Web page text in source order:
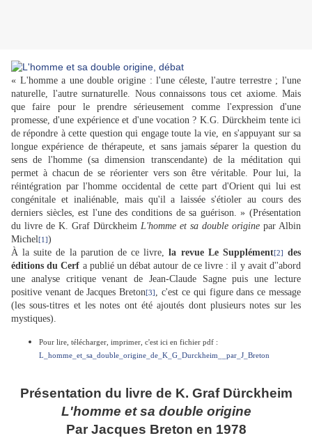
« L'homme a une double origine : l'une céleste, l'autre terrestre ; l'une
naturelle, l'autre surnaturelle. Nous connaissons tous cet axiome. Mais
que faire pour le prendre sérieusement comme l'expression d'une
promesse, d'une expérience et d'une vocation ? K.G. Dürckheim tente ici
de répondre à cette question qui engage toute la vie, en s'appuyant sur sa
longue expérience de thérapeute, et sans jamais séparer la question du
sens de l'homme (sa dimension transcendante) de la méditation qui
permet à chacun de se réorienter vers son être véritable. Pour lui, la
réintégration par l'homme occidental de cette part d'Orient qui lui est
congénitale et inaliénable, mais qu'il a laissée s'étioler au cours des
derniers siècles, est l'une des conditions de sa guérison. » (Présentation
du livre de K. Graf Dürckheim L'homme et sa double origine par Albin
Michel[1])
À la suite de la parution de ce livre,la revue Le Supplément[2]
des
éditions du Cerf a publié un débat autour de ce livre : il y avait d''abord
une analyse critique venant de Jean-Claude Sagne puis une lecture
positive venant de Jacques Breton[3] , c'est ce qui figure dans ce message
(les sous-titres et les notes ont été ajoutés dont plusieurs notes sur les
mystiques).
Pour lire, télécharger, imprimer, c'est ici en fichier pdf :
L_homme_et_sa_double_origine_de_K_G_Durckheim__par_J_Breton
Présentation du livre de K. Graf Dürckheim
L'homme et sa double origine
Par Jacques Breton en 1978